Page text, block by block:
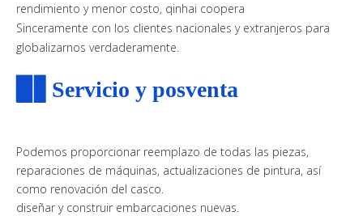
rendimiento y menor costo, qinhai coopera
Sinceramente con los clientes nacionales y extranjeros para
globalizarnos verdaderamente.
Servicio y posventa
Podemos proporcionar reemplazo de todas las piezas,
reparaciones de máquinas, actualizaciones de pintura, así
como renovación del casco.
diseñar y construir embarcaciones nuevas.